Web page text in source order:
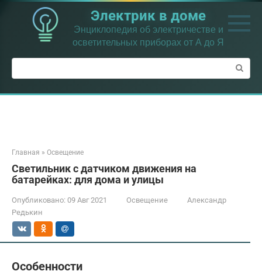
Перейти
контенту
Электрик в доме
Энциклопедия об электричестве и
осветительных приборах от А до Я
Поиск:
Главная » Освещение
Светильник с датчиком движения на
батарейках: для дома и улицы
Опубликовано: 09 Авг 2021 Освещение
Александр
Редькин
Особенности